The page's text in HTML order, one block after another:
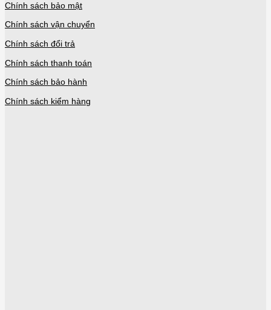
Chính sách bảo mật
Chính sách vận chuyển
Chính sách đổi trả
Chính sách thanh toán
Chính sách bảo hành
Chính sách kiểm hàng